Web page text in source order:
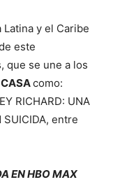
Latina y el Caribe
este
que se une a los
CASAcomo:
RICHARD: UNA
SUICIDA, entre
EN HBO MAX